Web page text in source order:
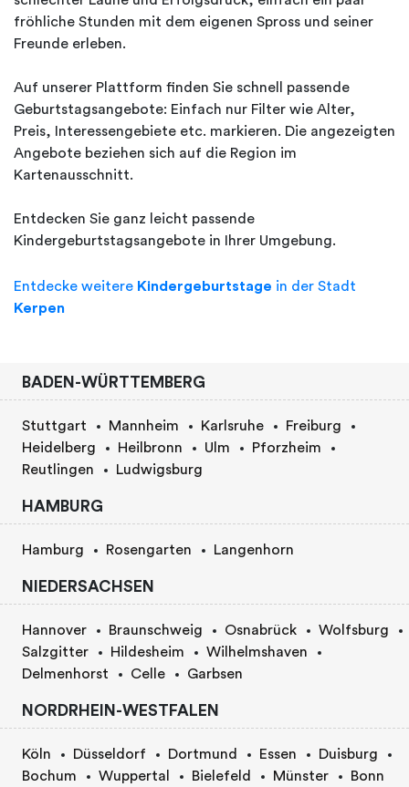
fröhliche Stunden mit dem eigenen Spross und seiner
Freunde erleben.
Auf unserer Plattform finden Sie schnell passende
Geburtstagsangebote: Einfach nur Filter wie Alter,
Preis, Interessengebiete etc. markieren. Die angezeigten
Angebote beziehen sich auf die Region im
Kartenausschnitt.
Entdecken Sie ganz leicht passende
Kindergeburtstagsangebote in Ihrer Umgebung.
Entdecke weitere Kindergeburtstage in der Stadt
Kerpen
BADEN-WÜRTTEMBERG
Stuttgart Mannheim Karlsruhe
Freiburg
Heidelberg
Heilbronn Ulm
Pforzheim
Reutlingen
Ludwigsburg
HAMBURG
Hamburg Rosengarten Langenhorn
NIEDERSACHSEN
Hannover Braunschweig Osnabrück
Wolfsburg
Salzgitter
Hildesheim
Wilhelmshaven
Delmenhorst
Celle Garbsen
NORDRHEIN-WESTFALEN
Köln Düsseldorf Dortmund Essen
Duisburg
Bochum
Wuppertal Bielefeld Münster Bonn